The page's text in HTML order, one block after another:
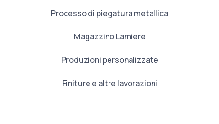
Processo di piegatura metallica
Magazzino Lamiere
Produzioni personalizzate
Finiture e altre lavorazioni